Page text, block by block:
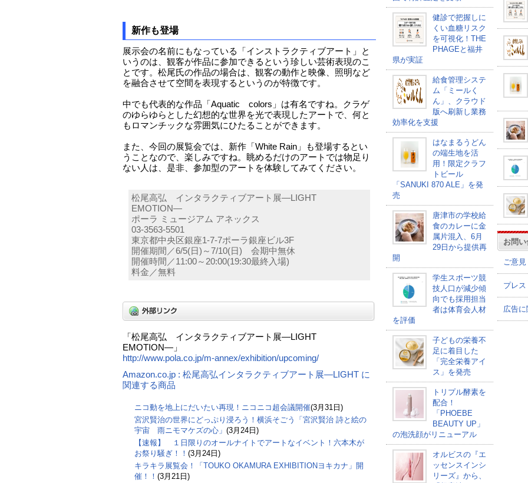
新作も登場
展示会の名前にもなっている「インストラクティブアート」と
いうのは、観客が作品に参加できるという珍しい芸術表現のこ
とです。松尾氏の作品の場合は、観客の動作と映像、照明など
を融合させて空間を表現するというのが特徴です。
中でも代表的な作品「Aquatic colors」は有名ですね。クラゲ
のゆらゆらとした幻想的な世界を光で表現したアートで、何と
もロマンチックな雰囲気にひたることができます。
また、今回の展覧会では、新作「White Rain」も登場するとい
うことなので、楽しみですね。眺めるだけのアートでは物足り
ない人は、是非、参加型のアートを体験してみてください。
松尾高弘 インタラクティブアート展―LIGHT
EMOTION―
ポーラ ミュージアム アネックス
03-3563-5501
東京都中央区銀座1-7-7ポーラ銀座ビル3F
開催期間／6/5(日)～7/10(日) 会期中無休
開催時間／11:00～20:00(19:30最終入場)
料金／無料
「松尾高弘 インタラクティブアート展―LIGHT
EMOTION―」
http://www.pola.co.jp/m-annex/exhibition/upcoming/
Amazon.co.jp : 松尾高弘インタラクティブアート展―LIGHT に
関連する商品
ニコ動を地上にだいたい再現！ニコニコ超会議開催(3月31日)
宮沢賢治の世界にどっぷり浸ろう！横浜そごう「宮沢賢治 詩と絵の
宇宙 雨ニモマケズの心」 (3月24日)
【速報】 １日限りのオールナイトでアートなイベント！六本木が
お祭り騒ぎ！！ (3月24日)
キラキラ展覧会！「TOUKO OKAMURA EXHIBITIONヨキカナ」開
催！！ (3月21日)
健診で把握しに
くい血糖リスク
を可視化！THE
PHAGEと福井
県が実証
給食管理システ
ム「ミールく
ん」、クラウド
版へ刷新し業務
効率化を支援
はなまるうどん
の端生地を活
用！限定クラフ
トビール
「SANUKI 870 ALE」を発
売
唐津市の学校給
食のカレーに金
属片混入、6月
29日から提供再
開
学生スポーツ競
技人口が減少傾
向でも採用担当
者は体育会人材
を評価
子どもの栄養不
足に着目した
「完全栄養アイ
ス」を発売
トリプル酵素を
配合！
「PHOEBE
BEAUTY UP」
の泡洗顔がリニューアル
オルビスの『エ
ッセンスインシ
リーズ』から、
お問
ご意
プレ
広告